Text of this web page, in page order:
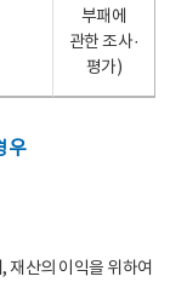
부패에
관한 조사·
평가)
우
재산의 이익을 위하여